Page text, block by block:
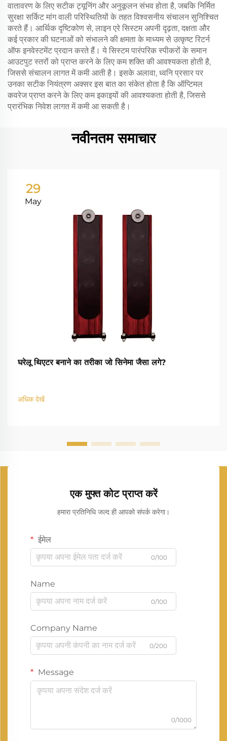
वातावरण के लिए सटीक ट्यूनिंग और अनुकूलन संभव होता है, जबकि निर्मित
सुरक्षा सर्किट मांग वाली परिस्थितियों के तहत विश्वसनीय संचालन सुनिश्चित
करते हैं। आर्थिक दृष्टिकोण से, लाइन एरे सिस्टम अपनी दृढ़ता, दक्षता और
कई प्रकार की घटनाओं को संभालने की क्षमता के माध्यम से उत्कृष्ट रिटर्न
ऑफ इनवेस्टमेंट प्रदान करते हैं। ये सिस्टम पारंपरिक स्पीकरों के समान
आउटपुट स्तरों को प्राप्त करने के लिए कम शक्ति की आवश्यकता होती है,
जिससे संचालन लागत में कमी आती है। इसके अलावा, ध्वनि प्रसार पर
उनका सटीक नियंत्रण अक्सर इस बात का संकेत होता है कि ऑप्टिमल
कवरेज प्राप्त करने के लिए कम इकाइयों की आवश्यकता होती है, जिससे
प्रारंभिक निवेश लागत में कमी आ सकती है।
नवीनतम समाचार
29
May
घरेलू थिएटर बनाने का तरीका जो सिनेमा जैसा लगे?
अधिक देखें
एक मुफ्त कोट प्राप्त करें
हमारा प्रतिनिधि जल्द ही आपको संपर्क करेगा।
ईमेल
0/100
Name
0/100
Company Name
0/200
Message
0/1000